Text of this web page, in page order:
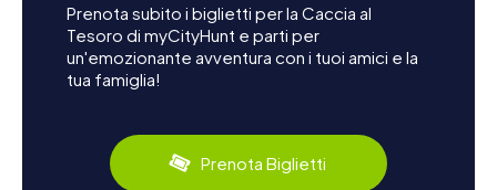
Prenota subito i biglietti per la Caccia al
Tesoro di myCityHunt e parti per
un'emozionante avventura con i tuoi amici e la
tua famiglia!
Prenota Biglietti